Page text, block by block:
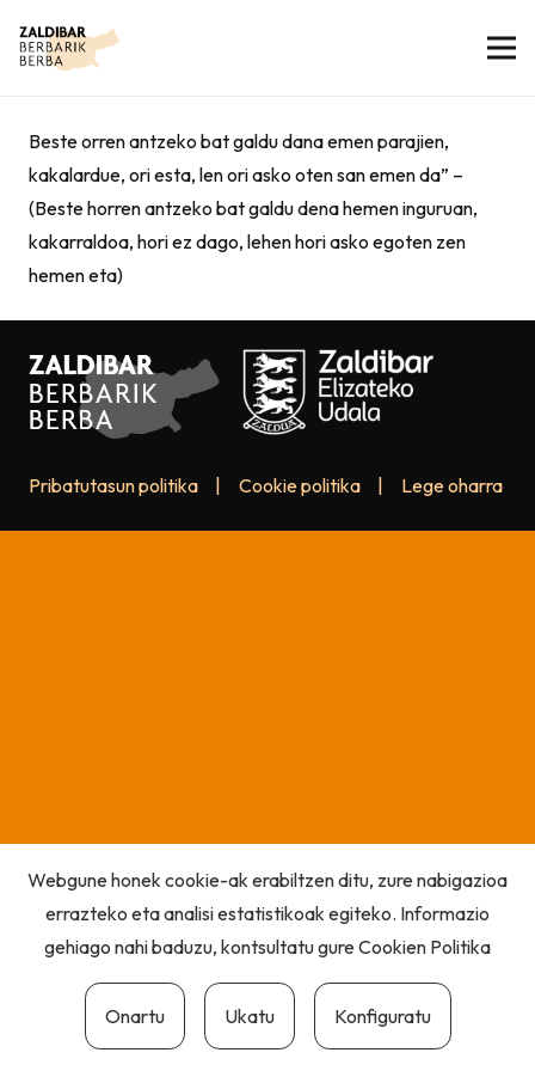
Beste orren antzeko bat galdu dana emen parajien,
kakalardue, ori esta, len ori asko oten san emen da” –
(Beste horren antzeko bat galdu dena hemen inguruan,
kakarraldoa, hori ez dago, lehen hori asko egoten zen
hemen eta)
Pribatutasun politika Cookie politika Lege oharra
Webgune honek cookie-ak erabiltzen ditu, zure nabigazioa
errazteko eta analisi estatistikoak egiteko. Informazio
gehiago nahi baduzu, kontsultatu gureCookien Politika
Onartu Ukatu Konfiguratu